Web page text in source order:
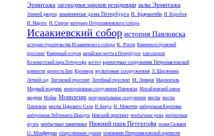
Эрмитажа загородные царские резиденции залы Эрмитажа
Зимний дворец знаменитые дома Петербурга И. Браунштейн И. Коробов
И. Мартос И. Старов интерьер Петропавловского собора
Исаакиевский собор история Павловска
история строительства Исаакиевского собора К. Росси Каменноостровский
проспект Каменный остров китайские места в Петербурге классицизм
Колонистский парк Петергофа костел крепостные сооружения Петропавловской
крепости крепость Бип Кронверк культовые сооружения Л. Шарлемань
Летний сад Лиговский проспект Литейный проспект М. Земцов Мариенталь
Медный всадник мемориальные сооружения Павловска Михайловский замок
модерн Мойка Монплезир монументальные сооружения мосты мосты
Павловска мосты Царского Села Н. Бенуа Н. Микетти набережная Карповки
набережная Лейтенанта Шмидта Невский проспект необычные дома необычные
музеи необычные памятники Нижний парк Петергофа новая Сильвия
О. Монферран общественные здания основание Петропавловской крепости